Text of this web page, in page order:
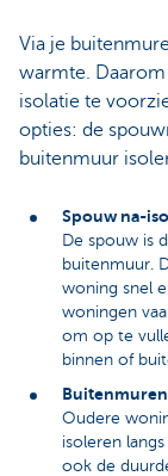
Via je
warmte. Daarom
isolatie te
opties: de
buitenmuur
Spouw na-
De spouw is
buitenmuur.
woning snel
woningen
om op te
binnen of
Oudere
isoleren
ook de